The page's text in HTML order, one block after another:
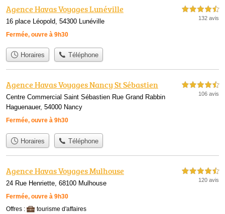
Agence Havas Voyages Lunéville
16 place Léopold, 54300 Lunéville
Fermée, ouvre à 9h30
4,5 étoiles sur 5
132 avis
Horaires Téléphone
Agence Havas Voyages Nancy St Sébastien
Centre Commercial Saint Sébastien Rue Grand Rabbin
Haguenauer, 54000 Nancy
Fermée, ouvre à 9h30
4,5 étoiles sur 5
106 avis
Horaires Téléphone
Agence Havas Voyages Mulhouse
24 Rue Henriette, 68100 Mulhouse
Fermée, ouvre à 9h30
4,5 étoiles sur 5
120 avis
Offres : tourisme d'affaires